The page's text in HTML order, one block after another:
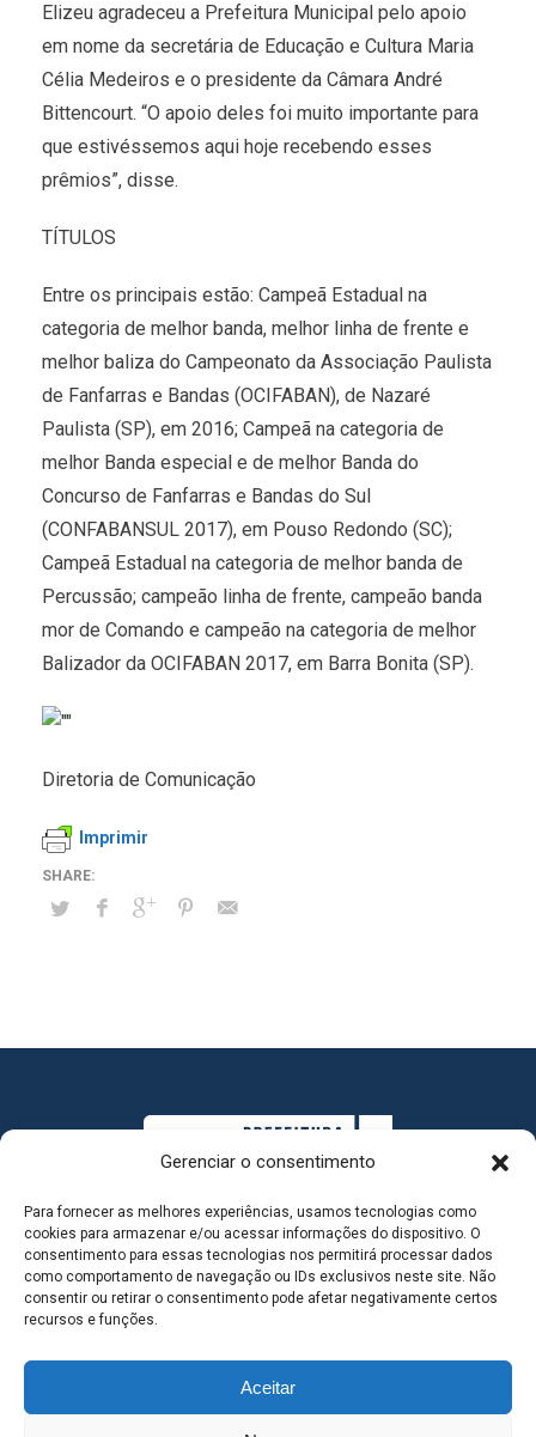
Gerenciar o consentimento
Para fornecer as melhores experiências, usamos tecnologias como
cookies para armazenar e/ou acessar informações do dispositivo. O
consentimento para essas tecnologias nos permitirá processar dados
como comportamento de navegação ou IDs exclusivos neste site. Não
consentir ou retirar o consentimento pode afetar negativamente certos
recursos e funções.
Aceitar
Elizeu agradeceu a Prefeitura Municipal pelo apoio
em nome da secretária de Educação e Cultura Maria
Célia Medeiros e o presidente da Câmara André
Bittencourt. “O apoio deles foi muito importante para
que estivéssemos aqui hoje recebendo esses
prêmios”, disse.
TÍTULOS
Entre os principais estão: Campeã Estadual na
categoria de melhor banda, melhor linha de frente e
melhor baliza do Campeonato da Associação Paulista
de Fanfarras e Bandas (OCIFABAN), de Nazaré
Paulista (SP), em 2016; Campeã na categoria de
melhor Banda especial e de melhor Banda do
Concurso de Fanfarras e Bandas do Sul
(CONFABANSUL 2017), em Pouso Redondo (SC);
Campeã Estadual na categoria de melhor banda de
Percussão; campeão linha de frente, campeão banda
mor de Comando e campeão na categoria de melhor
Balizador da OCIFABAN 2017, em Barra Bonita (SP).
Diretoria de Comunicação
Imprimir
MAPA DO SITE